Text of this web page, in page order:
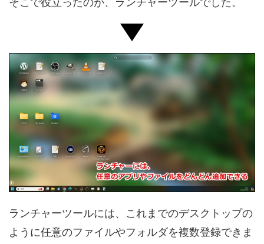
ランチャーツールには、これまでのデスクトップの
ように任意のファイルやフォルダを複数登録できま